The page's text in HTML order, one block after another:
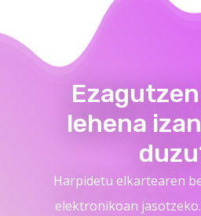
lehena
Harpidetu elkartearen
elektronikoan